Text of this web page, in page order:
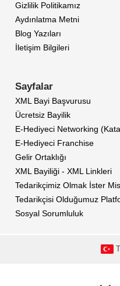
Gizlilik Politikamız
Aydınlatma Metni
Blog Yazıları
İletişim Bilgileri
Sayfalar
XML Bayi Başvurusu
Ücretsiz Bayilik
E-Hediyeci Networking
E-Hediyeci Franchise
Gelir Ortaklığı
XML Bayiliği - XML Linkleri
Tedarikçimiz Olmak İster
Tedarikçisi Olduğumuz
Sosyal Sorumluluk